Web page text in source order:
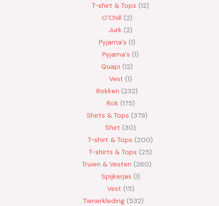
T-shirt & Tops 12
O'Chill 2
Jurk
2
Pyjama's 1
Pyjama's 1
Quapi 12
Vest 1
Rokken 232
Rok 175
Shirts & Tops 379
Shirt
30
T-shirt & Tops
200
T-shirts & Tops
25
Truien & Vesten
260
Spijkerjas 1
Vest 15
Tienerkleding 532